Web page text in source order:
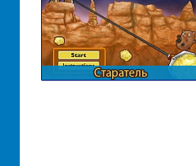
Старатель